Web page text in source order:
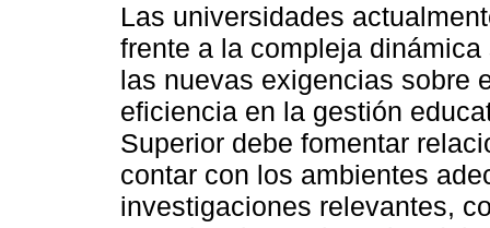
Las universidades
frente a la compleja
las nuevas exigencias sobre
eficiencia en la gestión
Superior debe fomentar
contar con los ambientes
investigaciones relevantes,